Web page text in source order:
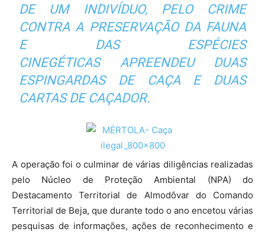
DE UM INDIVÍDUO, PELO CRIME
CONTRA A PRESERVAÇÃO DA FAUNA
E DAS ESPÉCIES
CINEGÉTICAS APREENDEU DUAS
ESPINGARDAS DE CAÇA E DUAS
CARTAS DE CAÇADOR.
A operação foi o culminar de várias diligências realizadas
pelo Núcleo de Proteção Ambiental (NPA) do
Destacamento Territorial de Almodôvar do Comando
Territorial de Beja, que durante todo o ano encetou várias
pesquisas de informações, ações de reconhecimento e